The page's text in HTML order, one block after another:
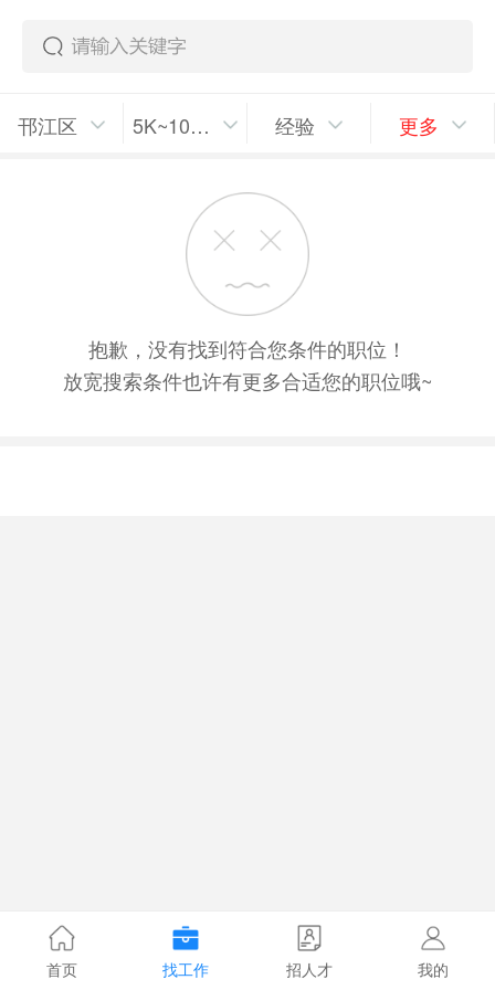
邗江区 5K~10K/月 经验 更多
抱歉，没有找到符合您条件的职位！
放宽搜索条件也许有更多合适您的职位哦~
首页 找工作 招人才 我的